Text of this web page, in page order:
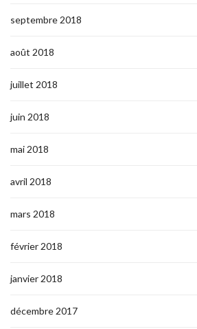
septembre 2018
août 2018
juillet 2018
juin 2018
mai 2018
avril 2018
mars 2018
février 2018
janvier 2018
décembre 2017